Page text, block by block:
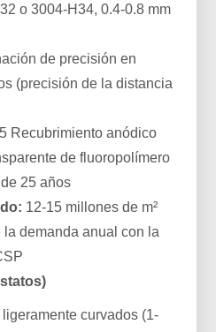
o 3004-H34, 0.4-0.8 mm
de precisión en
(precisión de la distancia
Recubrimiento anódico
de fluoropolímero
25 años
12-15 millones de m²
demanda anual con la
curvados (1-